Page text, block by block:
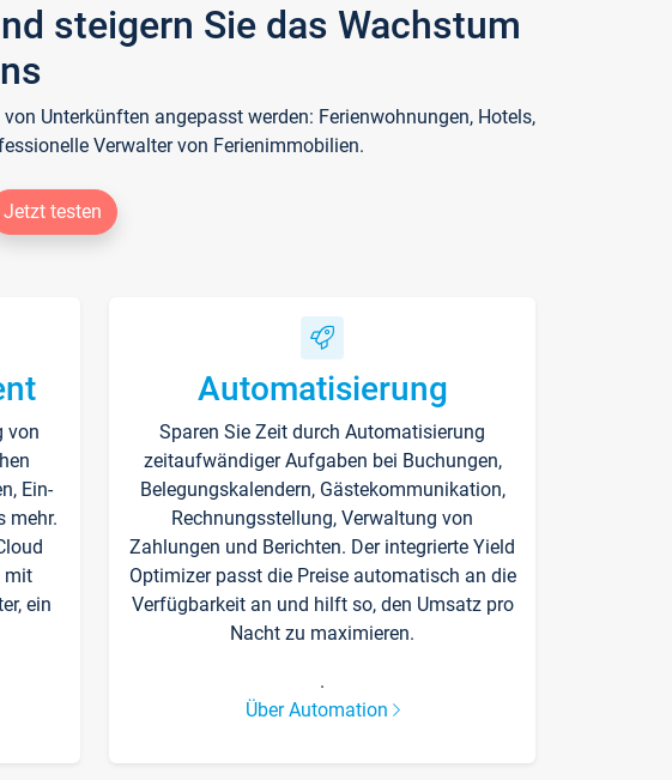
steigern Sie das Wachstum
Unterkünften angepasst werden: Ferienwohnungen, Hotels,
Verwalter von Ferienimmobilien.
Jetzt testen
von
Ein-
mehr.
mit
ein
Automatisierung
Sparen Sie Zeit durch Automatisierung
zeitaufwändiger Aufgaben bei Buchungen,
Belegungskalendern, Gästekommunikation,
Rechnungsstellung, Verwaltung von
Zahlungen und Berichten. Der integrierte Yield
Optimizer passt die Preise automatisch an die
Verfügbarkeit an und hilft so, den Umsatz pro
Nacht zu maximieren.
.
Über Automation